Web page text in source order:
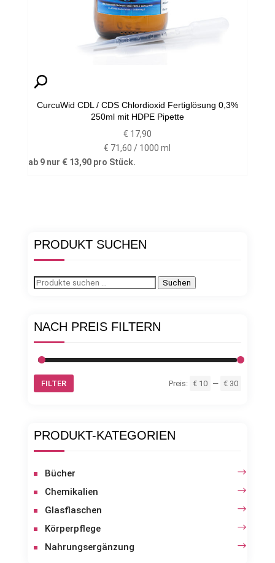
CurcuWid CDL / CDS Chlordioxid Fertiglösung 0,3%
250ml mit HDPE Pipette
€ 17,90
€ 71,60 / 1000 ml
ab 9 nur €13,90pro Stück.
PRODUKT SUCHEN
Suchen
Suchen
NACH PREIS FILTERN
FILTER Preis: € 10 — € 30
PRODUKT-KATEGORIEN
Bücher
Chemikalien
Glasflaschen
Körperpflege
Nahrungsergänzung